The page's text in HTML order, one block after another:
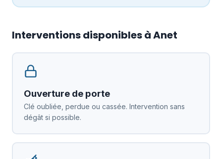
Interventions disponibles à Anet
Ouverture de porte
Clé oubliée, perdue ou cassée. Intervention sans
dégât si possible.